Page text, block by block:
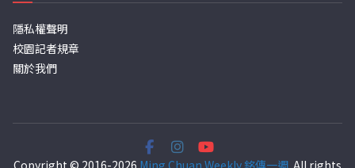
隱私權聲明
校園記者規章
關於我們
Copyright © 2016-2026 Ming Chuan Weekly 銘傳一週 . All rights